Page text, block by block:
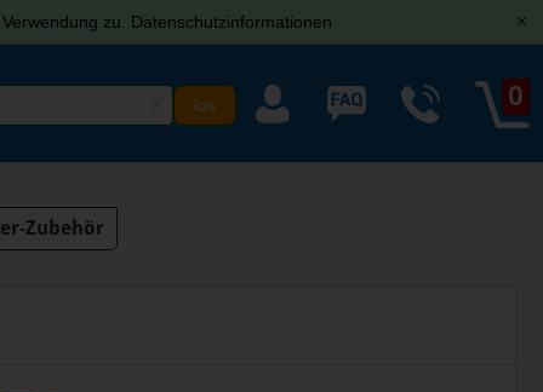
zu. Datenschutzinformationen [x]
0
Zubehör